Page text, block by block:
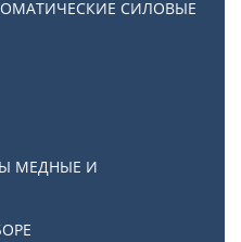
СИЛОВЫЕ
МЕДНЫЕ И